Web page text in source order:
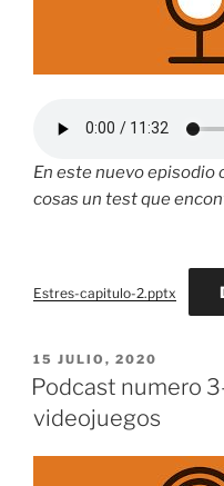
En este nuevo episodio
cosas un test que
Estres-capitulo-2.pptx
PUBLICADO
EL
15 JULIO, 2020
Podcast numero
videojuegos